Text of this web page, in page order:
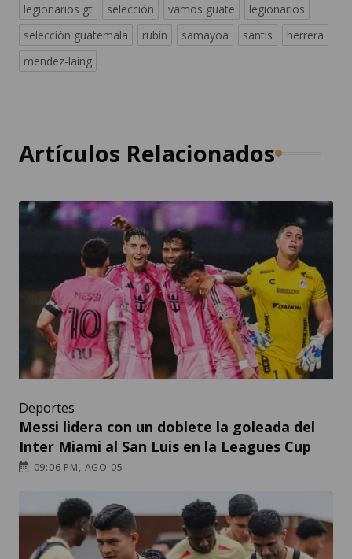
legionarios gt
selección vamos guate
legionarios
selección guatemala
rubín samayoa santis
herrera
mendez-laing
Artículos Relacionados
Deportes
Messi lidera con un doblete la goleada del
Inter Miami al San Luis en la Leagues Cup
09:06 PM, AGO 05